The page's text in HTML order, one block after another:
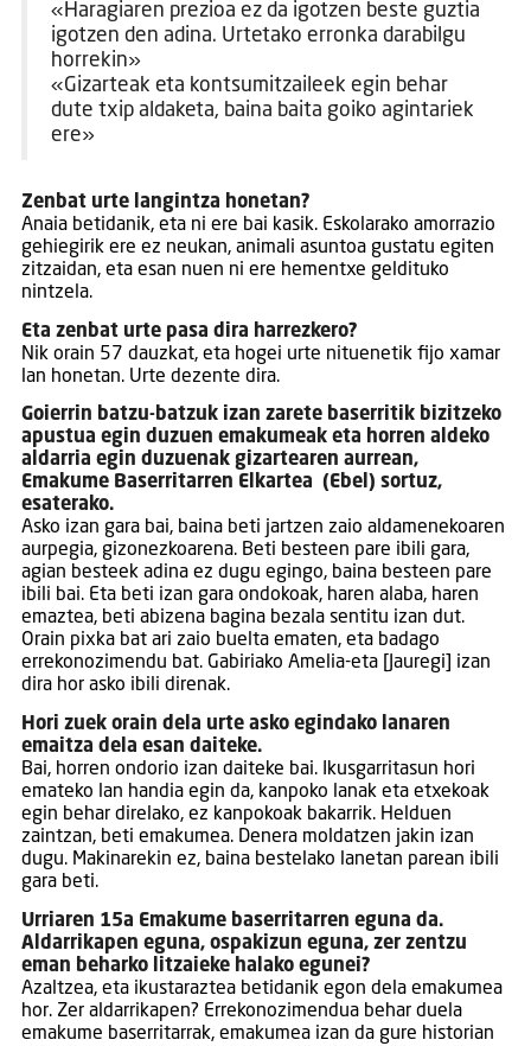
«Haragiaren prezioa ez da igotzen beste guztia
igotzen den adina. Urtetako erronka darabilgu
horrekin»
«Gizarteak eta kontsumitzaileek egin behar
dute txip aldaketa, baina baita goiko agintariek
ere»
Zenbat urte langintza honetan?
Anaia betidanik, eta ni ere bai kasik. Eskolarako amorrazio
gehiegirik ere ez neukan, animali asuntoa gustatu egiten
zitzaidan, eta esan nuen ni ere hementxe geldituko
nintzela.
Eta zenbat urte pasa dira harrezkero?
Nik orain 57 dauzkat, eta hogei urte nituenetik fijo xamar
lan honetan. Urte dezente dira.
Goierrin batzu-batzuk izan zarete baserritik bizitzeko
apustua egin duzuen emakumeak eta horren aldeko
aldarria egin duzuenak gizartearen aurrean,
Emakume Baserritarren Elkartea (Ebel) sortuz,
esaterako.
Asko izan gara bai, baina beti jartzen zaio aldamenekoaren
aurpegia, gizonezkoarena. Beti besteen pare ibili gara,
agian besteek adina ez dugu egingo, baina besteen pare
ibili bai. Eta beti izan gara ondokoak, haren alaba, haren
emaztea, beti abizena bagina bezala sentitu izan dut.
Orain pixka bat ari zaio buelta ematen, eta badago
errekonozimendu bat. Gabiriako Amelia-eta [Jauregi] izan
dira hor asko ibili direnak.
Hori zuek orain dela urte asko egindako lanaren
emaitza dela esan daiteke.
Bai, horren ondorio izan daiteke bai. Ikusgarritasun hori
emateko lan handia egin da, kanpoko lanak eta etxekoak
egin behar direlako, ez kanpokoak bakarrik. Helduen
zaintzan, beti emakumea. Denera moldatzen jakin izan
dugu. Makinarekin ez, baina bestelako lanetan parean ibili
gara beti.
Urriaren 15a Emakume baserritarren eguna da.
Aldarrikapen eguna, ospakizun eguna, zer zentzu
eman beharko litzaieke halako egunei?
Azaltzea, eta ikustaraztea betidanik egon dela emakumea
hor. Zer aldarrikapen? Errekonozimendua behar duela
emakume baserritarrak, emakumea izan da gure historian